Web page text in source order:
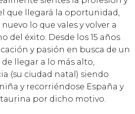
que llegará la oportunidad,
lo que vales y volver a
del éxito. Desde los 15 años
y pasión en busca de un
llegar a lo más alto,
(su ciudad natal) siendo
y recorriéndose España y
por dicho motivo.